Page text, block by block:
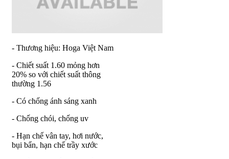
- Thương hiệu: Hoga Việt Nam
- Chiết suất 1.60 mỏng hơn
20% so với chiết suất thông
thường 1.56
- Có chống ánh sáng xanh
- Chống chói, chống uv
- Hạn chế vân tay, hơi nước,
bụi bẩn, hạn chế trầy xước